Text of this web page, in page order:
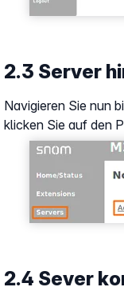
2.3 Server
Show larger
Navigieren Sie nun
klicken Sie auf den
2.4 Sever